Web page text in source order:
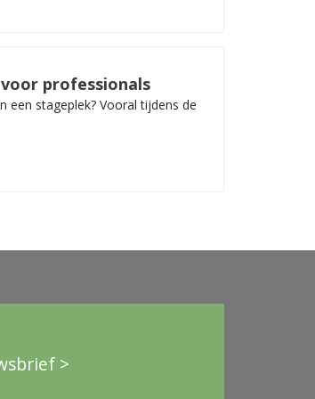
professionals
een stageplek? Vooral tijdens de
>